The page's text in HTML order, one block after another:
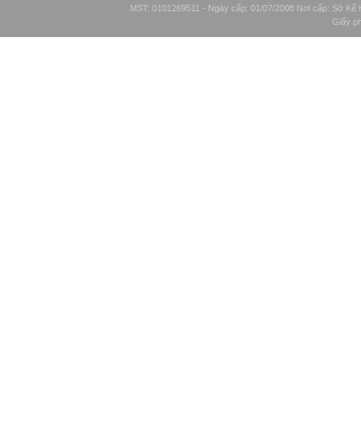
MST: 0101269511 - Ngày cấp: 01/07/2008 Nơi cấp: Sở
Giấy